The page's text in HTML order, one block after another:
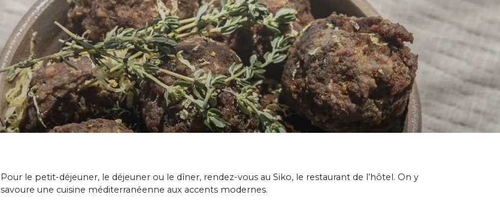
Pour le petit-déjeuner, le déjeuner ou le dîner, rendez-vous au Siko, le restaurant de l’hôtel. On y
savoure une cuisine méditerranéenne aux accents modernes.